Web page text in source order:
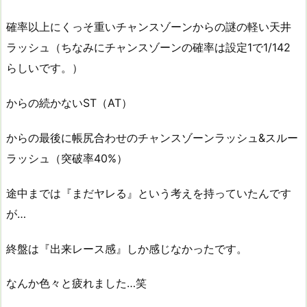
確率以上にくっそ重いチャンスゾーンからの謎の軽い天井
ラッシュ（ちなみにチャンスゾーンの確率は設定1で1/142
らしいです。）
からの続かないST（AT）
からの最後に帳尻合わせのチャンスゾーンラッシュ&スルー
ラッシュ（突破率40%）
途中までは『まだヤレる』という考えを持っていたんです
が…
終盤は『出来レース感』しか感じなかったです。
なんか色々と疲れました…笑